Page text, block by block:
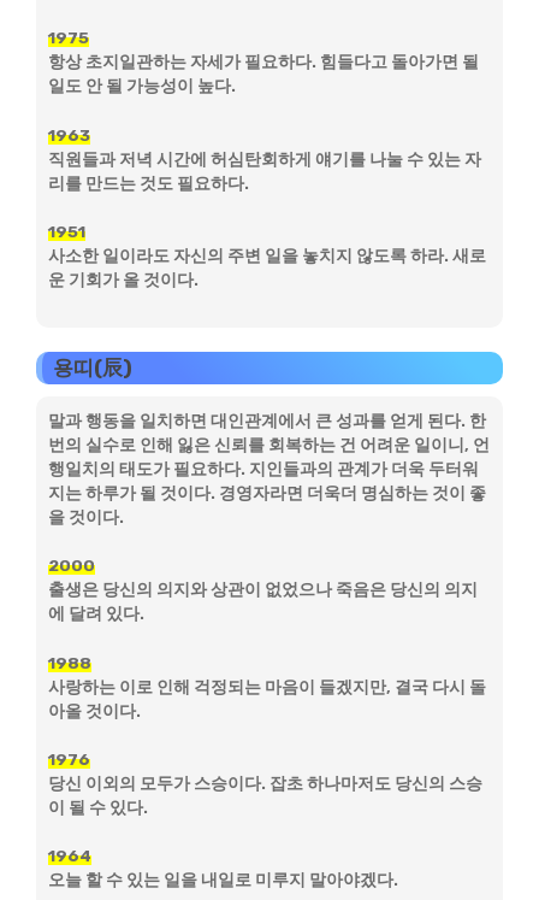
1975
항상 초지일관하는 자세가 필요하다. 힘들다고 돌아가면 될
일도 안 될 가능성이 높다.
1963
직원들과 저녁 시간에 허심탄회하게 얘기를 나눌 수 있는 자
리를 만드는 것도 필요하다.
1951
사소한 일이라도 자신의 주변 일을 놓치지 않도록 하라. 새로
운 기회가 올 것이다.
용띠(辰)
말과 행동을 일치하면 대인관계에서 큰 성과를 얻게 된다. 한
번의 실수로 인해 잃은 신뢰를 회복하는 건 어려운 일이니, 언
행일치의 태도가 필요하다. 지인들과의 관계가 더욱 두터워
지는 하루가 될 것이다. 경영자라면 더욱더 명심하는 것이 좋
을 것이다.
2000
출생은 당신의 의지와 상관이 없었으나 죽음은 당신의 의지
에 달려 있다.
1988
사랑하는 이로 인해 걱정되는 마음이 들겠지만, 결국 다시 돌
아올 것이다.
1976
당신 이외의 모두가 스승이다. 잡초 하나마저도 당신의 스승
이 될 수 있다.
1964
오늘 할 수 있는 일을 내일로 미루지 말아야겠다.